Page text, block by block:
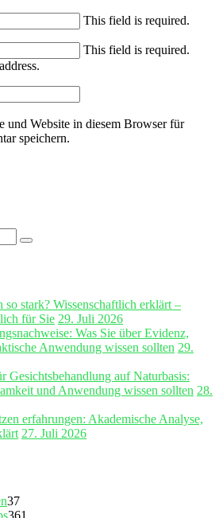
This field is required.
This field is required.
und Website in diesem Browser für
speichern.
Search
so stark? Wissenschaftlich erklärt –
für Sie 29. Juli 2026
Was Sie über Evidenz,
Anwendung wissen sollten 29.
Gesichtsbehandlung auf Naturbasis:
und Anwendung wissen sollten 28.
erfahrungen: Akademische Analyse,
27. Juli 2026
37